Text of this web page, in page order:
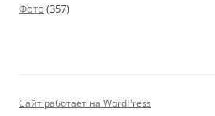
Фото (357)
Сайт работает на WordPress